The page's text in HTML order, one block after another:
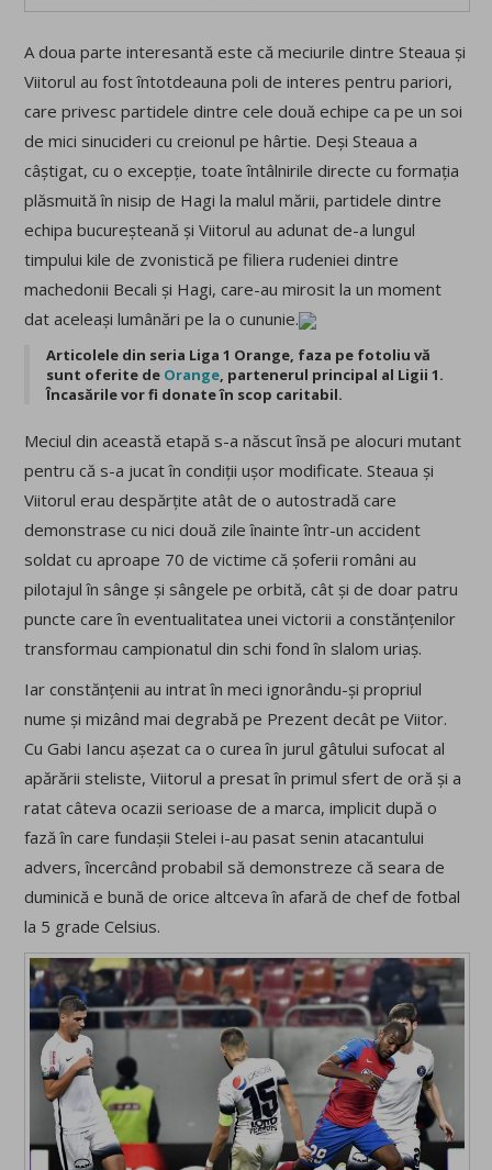
A doua parte interesantă este că meciurile dintre Steaua și
Viitorul au fost întotdeauna poli de interes pentru pariori,
care privesc partidele dintre cele două echipe ca pe un soi
de mici sinucideri cu creionul pe hârtie. Deși Steaua a
câștigat, cu o excepție, toate întâlnirile directe cu formația
plăsmuită în nisip de Hagi la malul mării, partidele dintre
echipa bucureșteană și Viitorul au adunat de-a lungul
timpului kile de zvonistică pe filiera rudeniei dintre
machedonii Becali și Hagi, care-au mirosit la un moment
dat aceleași lumânări pe la o cununie.
Articolele din seria Liga 1 Orange, faza pe fotoliu vă
sunt oferite de Orange , partenerul principal al Ligii 1.
Încasările vor fi donate în scop caritabil.
Meciul din această etapă s-a născut însă pe alocuri mutant
pentru că s-a jucat în condiții ușor modificate. Steaua și
Viitorul erau despărțite atât de o autostradă care
demonstrase cu nici două zile înainte într-un accident
soldat cu aproape 70 de victime că șoferii români au
pilotajul în sânge și sângele pe orbită, cât și de doar patru
puncte care în eventualitatea unei victorii a constănțenilor
transformau campionatul din schi fond în slalom uriaș.
Iar constănțenii au intrat în meci ignorându-și propriul
nume și mizând mai degrabă pe Prezent decât pe Viitor.
Cu Gabi Iancu așezat ca o curea în jurul gâtului sufocat al
apărării steliste, Viitorul a presat în primul sfert de oră și a
ratat câteva ocazii serioase de a marca, implicit după o
fază în care fundașii Stelei i-au pasat senin atacantului
advers, încercând probabil să demonstreze că seara de
duminică e bună de orice altceva în afară de chef de fotbal
la 5 grade Celsius.